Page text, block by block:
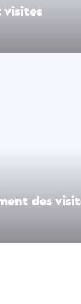
visites
des